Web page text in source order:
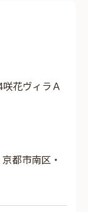
花ヴィラＡ
都市南区・